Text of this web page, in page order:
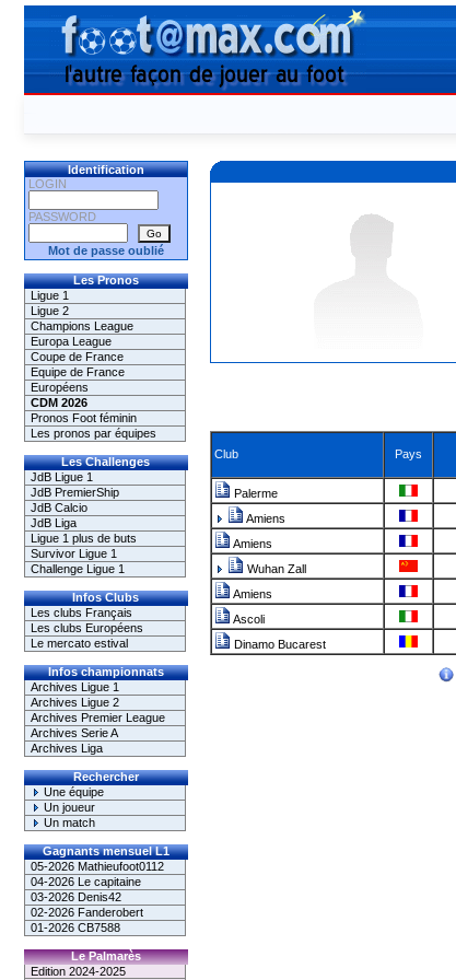
Identification
LOGIN
PASSWORD
Mot de passe oublié
Les Pronos
Ligue 1
Ligue 2
Champions League
Europa League
Coupe de France
Equipe de France
Européens
CDM 2026
Pronos Foot féminin
Les pronos par équipes
Les Challenges
JdB Ligue 1
JdB PremierShip
JdB Calcio
JdB Liga
Ligue 1 plus de buts
Survivor Ligue 1
Challenge Ligue 1
Infos Clubs
Les clubs Français
Les clubs Européens
Le mercato estival
Infos championnats
Archives Ligue 1
Archives Ligue 2
Archives Premier League
Archives Serie A
Archives Liga
Rechercher
Une équipe
Un joueur
Un match
Gagnants mensuel L1
05-2026 Mathieufoot0112
04-2026 Le capitaine
03-2026 Denis42
02-2026 Fanderobert
01-2026 CB7588
Le Palmarès
Edition 2024-2025
Club Pays
Palerme
Amiens
Amiens
Wuhan Zall
Amiens
Ascoli
Dinamo Bucarest